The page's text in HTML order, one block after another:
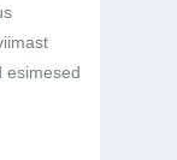
esimesed